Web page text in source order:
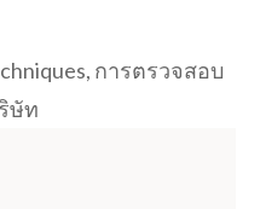
, การตรวจสอบ
ษัท